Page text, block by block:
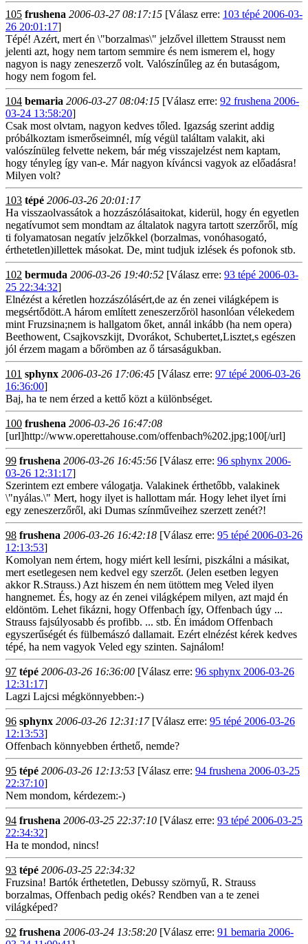
105 frushena 2006-03-27 08:17:15 [Válasz erre: 103 tépé 2006-03-
26 20:01:17]
Tépé! Azért, mert én \"borzalmas\" jelzővel illettem Strausst nem
jelenti azt, hogy nem tartom semmire és nem ismerem el, hogy
nagyon is nagy zeneszerző volt. Valószínűleg az én butaságom,
hogy nem fogom fel.
104 bemaria 2006-03-27 08:04:15 [Válasz erre: 92 frushena 2006-
03-24 13:58:20]
Csak most olvtam, nagyon kedves tőled. Igazság szerint addig
próbálkoztam ismerőseimnél, míg végül találtam valakit, aki
valószínüleg felvette nekem, bár még visszajelzést nem kaptam,
hogy tényleg így van-e. Már nagyon kíváncsi vagyok az előadásra!
Milyen volt?
103 tépé 2006-03-26 20:01:17
Ha visszaolvassátok a hozzászólásaitokat, kiderül, hogy én egyetlen
negatívumot sem mondtam az általatok nagyra tartott szerzőről, míg
ti folyamatosan negatív jelzőkkel (borzalmas, vonóhasogató,
érthetetlen)illettek másokat. De, mint tudjuk izlések és pofonok stb.
102 bermuda 2006-03-26 19:40:52 [Válasz erre: 93 tépé 2006-03-
25 22:34:32]
Elnézést a kéretlen hozzászólásért,de az én zenei világképem is
megsértődött.A három említett zeneszerzőröl hasonlóan vélekedem
mint Fruzsina;nem is hallgatom őket, annál inkább (ha nem opera)
Beethowent, Csajkovszkijt, Dvorákot, Schubertet,Lisztet,s egészen
jól érzem magam a bőrömben az ő társaságukban.
101 sphynx 2006-03-26 17:06:45 [Válasz erre: 97 tépé 2006-03-26
16:36:00]
Baj, ha te nem érzed a kettő közt a különbséget.
100 frushena 2006-03-26 16:47:08
[url]http://www.operettahouse.com/offenbach%202.jpg;100[/url]
99 frushena 2006-03-26 16:45:56 [Válasz erre: 96 sphynx 2006-
03-26 12:31:17]
Szerintem ezt embere válogatja. Valakinek érthetőbb, valakinek
\"nyálas.\" Mert, hogy ilyet is hallottam már. Hogy lehet ilyet írni
egy zeneszerzőről, aki Dumas színműveihez szerzett zenét?!
98 frushena 2006-03-26 16:42:18 [Válasz erre: 95 tépé 2006-03-26
12:13:53]
Komolyan nem értem, hogy miért kell lesírni, piszkálni a másikat,
mert esetlegesen nem kedvel egy szerzőt. (Jelen esetben legyen
akkor R.Strauss.) Azt hiszem én nem ütöttem meg Veled ilyen
hangnemet. És, hogy az én zenei világképem milyen, azt majd én
eldöntöm. Lehet fikázni, hogy Offenbach így, Offenbach úgy ...
Strauss fajsúlyosabb és profibb. ... stb. Én imádom Offenbach
egyszerűségét és fülbemászó dallamait. Ezért elnézést kérek kedves
tépé, ha nem vagyok Veled egy szinten. Sajnálom!
97 tépé 2006-03-26 16:36:00 [Válasz erre: 96 sphynx 2006-03-26
12:31:17]
Lagzi Lajcsi mégkönnyebben:-)
96 sphynx 2006-03-26 12:31:17[Válasz erre: 95 tépé 2006-03-26
12:13:53]
Offenbach könnyebben érthető, nemde?
95 tépé 2006-03-26 12:13:53 [Válasz erre: 94 frushena 2006-03-25
22:37:10]
Nem mondom, kérdezem:-)
94 frushena 2006-03-25 22:37:10 [Válasz erre: 93 tépé 2006-03-25
22:34:32]
Ha te mondod, nincs!
93 tépé 2006-03-25 22:34:32
Fruzsina! Bartók érthetetlen, Debussy szörnyű, R. Strauss
borzalmas, Offenbach pedig okés? Rendben van a te zenei
világképed?
92 frushena 2006-03-24 13:58:20 [Válasz erre: 91 bemaria 2006-